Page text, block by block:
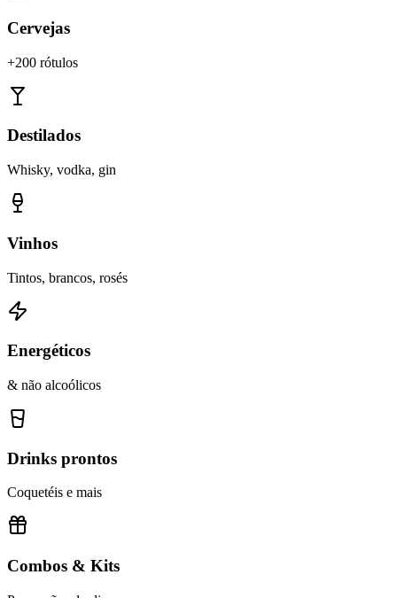
Cervejas
+200 rótulos
Destilados
Whisky, vodka, gin
Vinhos
Tintos, brancos, rosés
Energéticos
& não alcoólicos
Drinks prontos
Coquetéis e mais
Combos & Kits